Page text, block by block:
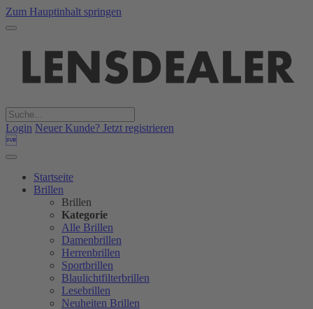
Zum Hauptinhalt springen
Login Neuer Kunde? Jetzt registrieren

Startseite
Brillen
Brillen
Kategorie
Alle Brillen
Damenbrillen
Herrenbrillen
Sportbrillen
Blaulichtfilterbrillen
Lesebrillen
Neuheiten Brillen